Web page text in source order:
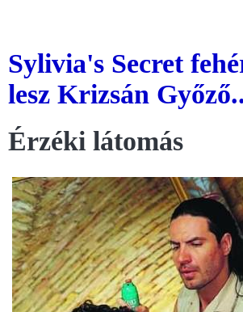
Sylivia's Secret
lesz Krizsán
Érzéki látomás